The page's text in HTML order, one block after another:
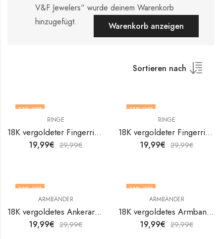
V&F Jewelers“ wurde deinem Warenkorb
hinzugefügt.
Warenkorb anzeigen
Sortieren nach
33% OFF
RINGE
18K vergoldeter Fingerring aus Edelstahl von V&F Jewelers
19,99€ 29,99€
33% OFF
RINGE
18K vergoldeter Fingerring aus Edelstahl von V&F Jewelers
19,99€ 29,99€
33% OFF
ARMBÄNDER
18K vergoldetes Ankerarmband aus Edelstahl von V&F Jewelers
19,99€ 29,99€
33% OFF
ARMBÄNDER
18K vergoldetes Armband aus Edelstahl Flowers von V&F Jewelers
19,99€ 29,99€